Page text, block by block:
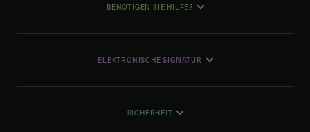
BENÖTIGEN SIE HILFE?
ELEKTRONISCHE SIGNATUR
SICHERHEIT